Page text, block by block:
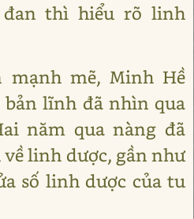
đan thì hiểu rõ linh
mạnh mẽ, Minh Hề
lĩnh đã nhìn qua
năm qua nàng đã
về linh dược, gần như
số linh dược của tu